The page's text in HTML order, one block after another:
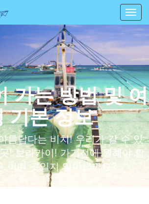
가는 방법 및 여
기본 정보
름답다는 비치! 우리가 갈 수 있
! 보라카이! 가기전에 뭘해야 할
어떤 곳일지 알아볼까요?